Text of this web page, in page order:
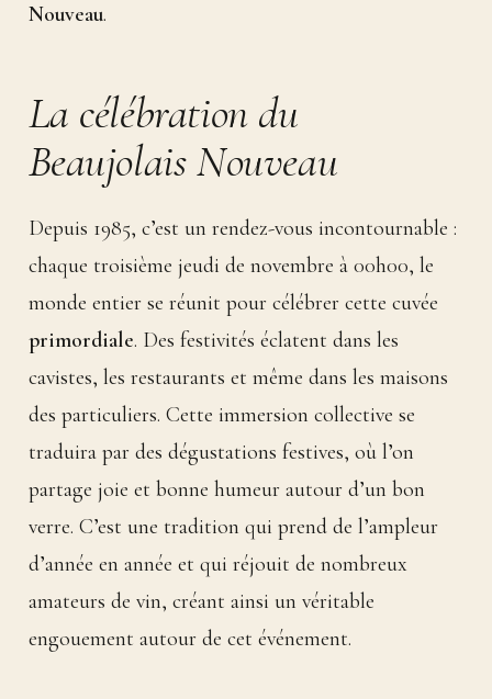
Nouveau.
La célébration du
Beaujolais Nouveau
Depuis 1985, c’est un rendez-vous incontournable :
chaque troisième jeudi de novembre à 00h00, le
monde entier se réunit pour célébrer cette cuvée
primordiale. Des festivités éclatent dans les
cavistes, les restaurants et même dans les maisons
des particuliers. Cette immersion collective se
traduira par des dégustations festives, où l’on
partage joie et bonne humeur autour d’un bon
verre. C’est une tradition qui prend de l’ampleur
d’année en année et qui réjouit de nombreux
amateurs de vin, créant ainsi un véritable
engouement autour de cet événement.